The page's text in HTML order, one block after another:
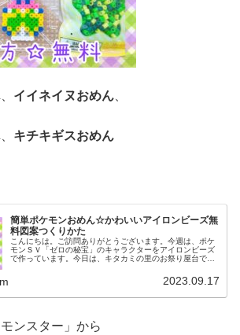
イイネイヌおめん
キチキギスおめん
簡単ポケモンおめん☆かわいいアイロンビーズ無
料図案つくりかた
こんにちは。ご訪問ありがとうございます。今週は、ポケ
モンＳＶ「ゼロの秘宝」のキャラクターをアイロンビーズ
で作っています。今日は、キタカミの里のお祭り屋台で売
2023.09.17
ンスター」から